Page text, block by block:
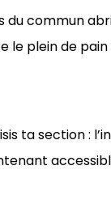
du commun
le plein de
ta section :